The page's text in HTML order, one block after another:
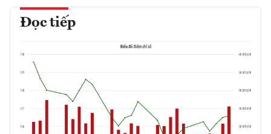
Đọc tiếp